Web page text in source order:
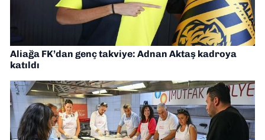
Aliağa FK’dan genç takviye: Adnan Aktaş kadroya
katıldı